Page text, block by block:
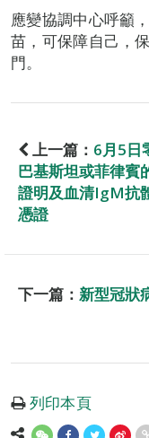
應變協調中心呼籲
苗，可保障自己，
門。
上一篇： 6月5日
巴基斯坦或菲律賓
證明及血清IgM抗
憑證
下一篇： 新型冠狀
列印本頁